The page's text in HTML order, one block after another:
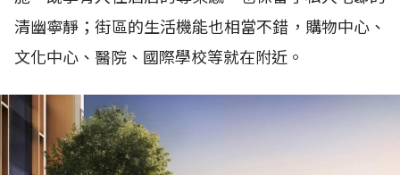
清幽寧靜；街區的生活機能也相當不錯，購物中心、
文化中心、醫院、國際學校等就在附近。